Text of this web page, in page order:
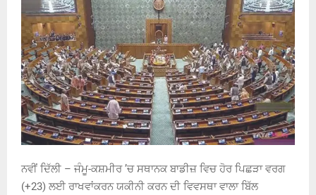
ਨਵੀਂ ਦਿੱਲੀ – ਜੰਮੂ-ਕਸ਼ਮੀਰ ’ਚ ਸਥਾਨਕ ਬਾਡੀਜ਼ ਵਿਚ ਹੋਰ ਪਿਛੜਾ ਵਰਗ
(+23) ਲਈ ਰਾਖਵਾਂਕਰਨ ਯਕੀਨੀ ਕਰਨ ਦੀ ਵਿਵਸਥਾ ਵਾਲਾ ਬਿੱਲ